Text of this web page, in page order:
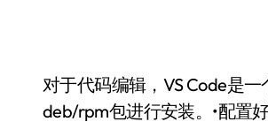
对于代码编辑，VS Code是
deb/rpm包进行安装。•配置